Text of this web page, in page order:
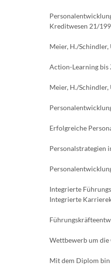
Kreditwesen 21/
Meier, H./
Action-Learning bis
Meier, H./
Erfolgreiche
Personalstrategien
Integrierte
Integrierte
Wettbewerb um
Mit dem Diplom bin